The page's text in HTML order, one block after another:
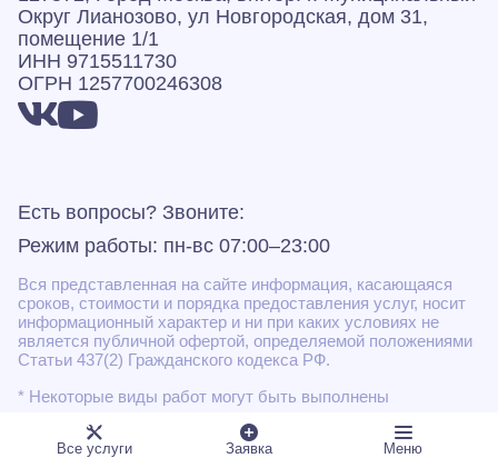
Округ Лианозово, ул Новгородская, дом 31,
помещение 1/1
ИНН 9715511730
ОГРН 1257700246308
Есть вопросы? Звоните:
Режим работы: пн-вс 07:00–23:00
Вся представленная на сайте информация, касающаяся
сроков, стоимости и порядка предоставления услуг, носит
информационный характер и ни при каких условиях не
является публичной офертой, определяемой положениями
Статьи 437(2) Гражданского кодекса РФ.
* Некоторые виды работ могут быть выполнены
Все услуги Заявка Меню